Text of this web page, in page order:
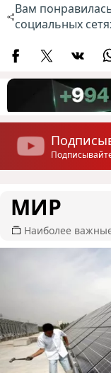
Вам
социальных
МИР
Наиболее